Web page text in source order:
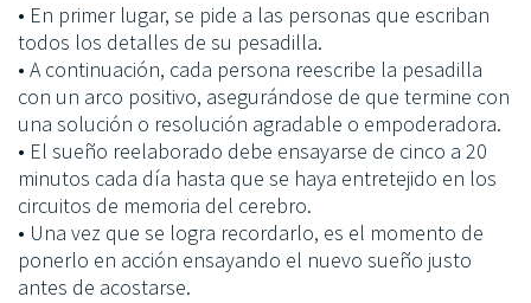
• En primer lugar, se pide a las personas que escriban
todos los detalles de su pesadilla.
• A continuación, cada persona reescribe la pesadilla
con un arco positivo, asegurándose de que termine con
una solución o resolución agradable o empoderadora.
• El sueño reelaborado debe ensayarse de cinco a 20
minutos cada día hasta que se haya entretejido en los
circuitos de memoria del cerebro.
• Una vez que se logra recordarlo, es el momento de
ponerlo en acción ensayando el nuevo sueño justo
antes de acostarse.